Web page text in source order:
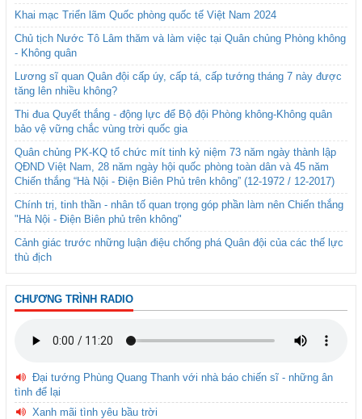
Khai mạc Triển lãm Quốc phòng quốc tế Việt Nam 2024
Chủ tịch Nước Tô Lâm thăm và làm việc tại Quân chủng Phòng không
- Không quân
Lương sĩ quan Quân đội cấp úy, cấp tá, cấp tướng tháng 7 này được
tăng lên nhiều không?
Thi đua Quyết thắng - động lực để Bộ đội Phòng không-Không quân
bảo vệ vững chắc vùng trời quốc gia
Quân chủng PK-KQ tổ chức mít tinh kỷ niệm 73 năm ngày thành lập
QĐND Việt Nam, 28 năm ngày hội quốc phòng toàn dân và 45 năm
Chiến thắng “Hà Nội - Điện Biên Phủ trên không” (12-1972 / 12-2017)
Chính trị, tinh thần - nhân tố quan trọng góp phần làm nên Chiến thắng
"Hà Nội - Điện Biên phủ trên không"
Cảnh giác trước những luận điệu chống phá Quân đội của các thế lực
thù địch
CHƯƠNG TRÌNH RADIO
Đại tướng Phùng Quang Thanh với nhà báo chiến sĩ - những ân
tình để lại
Xanh mãi tình yêu bầu trời